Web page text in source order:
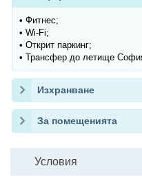
• Фитнес;
• Wi-Fi;
• Открит паркинг;
• Трансфер до летище
Изхранване
За помещенията
Условия